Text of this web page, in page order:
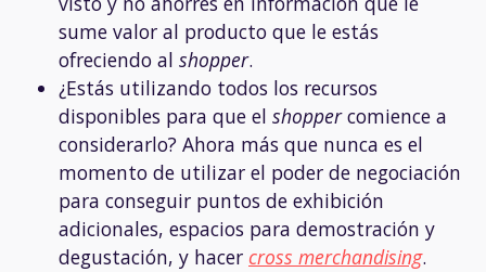
sume valor al producto que le estás
ofreciendo al shopper.
¿Estás utilizando todos los recursos
disponibles para que el shoppercomience a
considerarlo? Ahora más que nunca es el
momento de utilizar el poder de negociación
para conseguir puntos de exhibición
adicionales, espacios para demostración y
degustación, y hacer cross merchandising.